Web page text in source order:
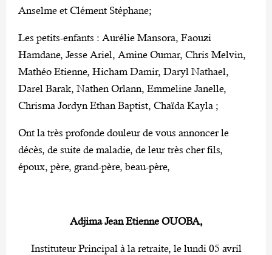
Anselme et Clément Stéphane;
Les petits-enfants : Aurélie Mansora, Faouzi
Hamdane, Jesse Ariel, Amine Oumar, Chris Melvin,
Mathéo Etienne, Hicham Damir, Daryl Nathael,
Darel Barak, Nathen Orlann, Emmeline Janelle,
Chrisma Jordyn Ethan Baptist, Chaïda Kayla ;
Ont la très profonde douleur de vous annoncer le
décès, de suite de maladie, de leur très cher fils,
époux, père, grand-père, beau-père,
Adjima Jean Etienne OUOBA,
Instituteur Principal à la retraite, le lundi 05 avril